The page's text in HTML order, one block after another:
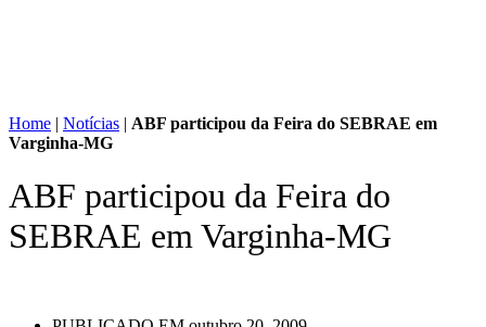
Home | Notícias | ABF participou da Feira do SEBRAE em
Varginha-MG
ABF participou da Feira do
SEBRAE em Varginha-MG